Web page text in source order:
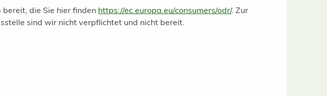
die Sie hier finden https://ec.europa.eu/consumers/odr/. Zur
sind wir nicht verpflichtet und nicht bereit.